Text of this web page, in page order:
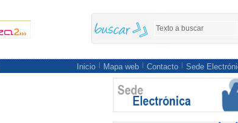
Inicio Mapa web Contacto Sede